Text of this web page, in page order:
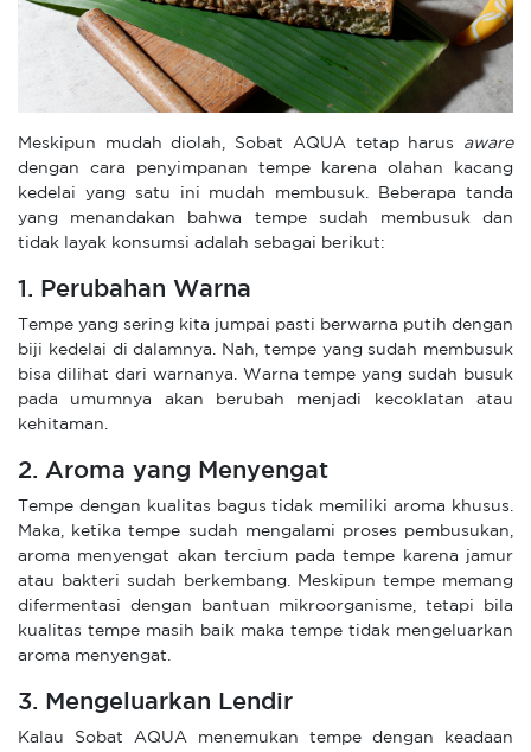
Meskipun mudah diolah, Sobat AQUA tetap harus aware
dengan cara penyimpanan tempe karena olahan kacang
kedelai yang satu ini mudah membusuk. Beberapa tanda
yang menandakan bahwa tempe sudah membusuk dan
tidak layak konsumsi adalah sebagai berikut:
1. Perubahan Warna
Tempe yang sering kita jumpai pasti berwarna putih dengan
biji kedelai di dalamnya. Nah, tempe yang sudah membusuk
bisa dilihat dari warnanya. Warna tempe yang sudah busuk
pada umumnya akan berubah menjadi kecoklatan atau
kehitaman.
2. Aroma yang Menyengat
Tempe dengan kualitas bagus tidak memiliki aroma khusus.
Maka, ketika tempe sudah mengalami proses pembusukan,
aroma menyengat akan tercium pada tempe karena jamur
atau bakteri sudah berkembang. Meskipun tempe memang
difermentasi dengan bantuan mikroorganisme, tetapi bila
kualitas tempe masih baik maka tempe tidak mengeluarkan
aroma menyengat.
3. Mengeluarkan Lendir
Kalau Sobat AQUA menemukan tempe dengan keadaan